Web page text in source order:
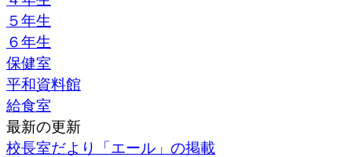
５年生
６年生
保健室
平和資料館
給食室
最新の更新
校長室だより「エール」の掲載